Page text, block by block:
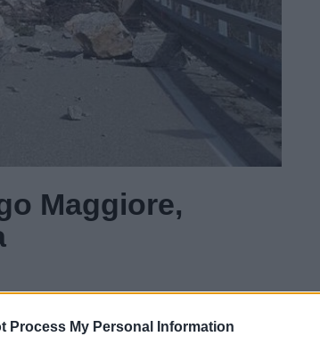
Process My Personal Information
Maggiore,